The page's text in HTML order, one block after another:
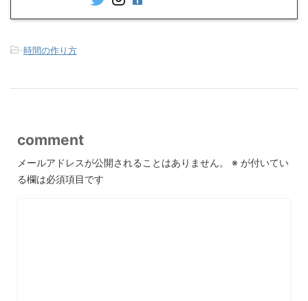
-時間の作り方
comment
メールアドレスが公開されることはありません。 ※ が付いてい
る欄は必須項目です